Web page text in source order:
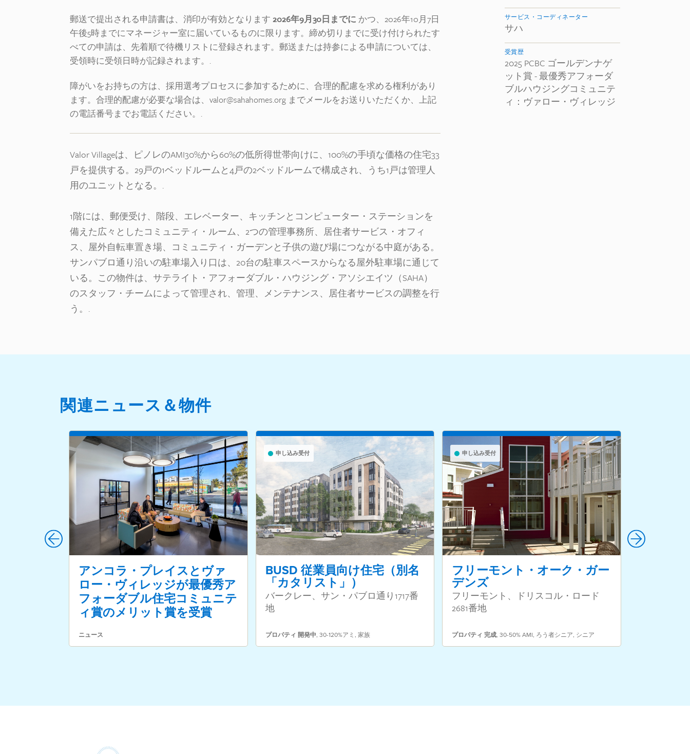
郵送で提出される申請書は、消印が有効となります 2026年9月30日までに かつ、2026年10月7日
午後5時までにマネージャー室に届いているものに限ります。締め切りまでに受け付けられたす
べての申請は、先着順で待機リストに登録されます。郵送または持参による申請については、
受領時に受領日時が記録されます。.
障がいをお持ちの方は、採用選考プロセスに参加するために、合理的配慮を求める権利があり
ます。合理的配慮が必要な場合は、valor@sahahomes.org までメールをお送りいただくか、上記
の電話番号までお電話ください。.
サービス・コーディネーター
サハ
受賞歴
2025 PCBC ゴールデンナゲ
ット賞 - 最優秀アフォーダ
ブルハウジングコミュニテ
ィ：ヴァロー・ヴィレッジ
Valor Villageは、ピノレのAMI30%から60%の低所得世帯向けに、100%の手頃な価格の住宅33
戸を提供する。29戸の1ベッドルームと4戸の2ベッドルームで構成され、うち1戸は管理人
用のユニットとなる。.
1階には、郵便受け、階段、エレベーター、キッチンとコンピューター・ステーションを
備えた広々としたコミュニティ・ルーム、2つの管理事務所、居住者サービス・オフィ
ス、屋外自転車置き場、コミュニティ・ガーデンと子供の遊び場につながる中庭がある。
サンパブロ通り沿いの駐車場入り口は、20台の駐車スペースからなる屋外駐車場に通じて
いる。この物件は、サテライト・アフォーダブル・ハウジング・アソシエイツ（SAHA）
のスタッフ・チームによって管理され、管理、メンテナンス、居住者サービスの調整を行
う。.
関連ニュース＆物件
アンコラ・プレイスとヴァ
ロー・ヴィレッジが最優秀ア
フォーダブル住宅コミュニテ
ィ賞のメリット賞を受賞
ニュース
申し込み受付
BUSD 従業員向け住宅（別名
「カタリスト」）
バークレー、サン・パブロ通り1717番
地
プロパティ 開発中, 30-120%アミ , 家族
申し込み受付
フリーモント・オーク・ガー
デンズ
フリーモント、ドリスコル・ロード
2681番地
プロパティ 完成,30-50% AMI, ろう者シニア, シニア